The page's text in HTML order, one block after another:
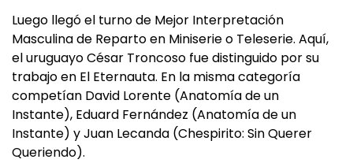
Luego llegó el turno de Mejor Interpretación
Masculina de Reparto en Miniserie o Teleserie. Aquí,
el uruguayo César Troncoso fue distinguido por su
trabajo en El Eternauta. En la misma categoría
competían David Lorente (Anatomía de un
Instante), Eduard Fernández (Anatomía de un
Instante) y Juan Lecanda (Chespirito: Sin Querer
Queriendo).